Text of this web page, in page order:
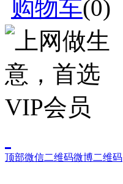
购物车(0)
顶部微信二维码微博二维码